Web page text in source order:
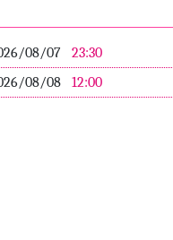
08/07
23:30
08/08 12:00